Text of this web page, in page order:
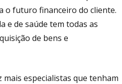
o futuro financeiro do cliente.
e de saúde tem todas as
de bens e
mais especialistas que tenham